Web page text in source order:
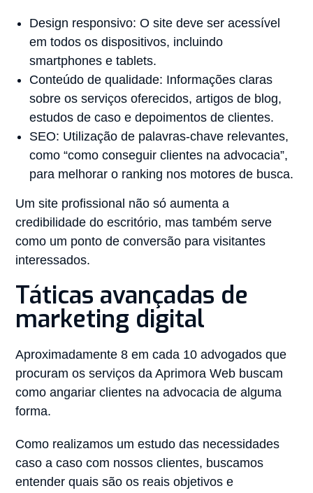
Design responsivo: O site deve ser acessível
em todos os dispositivos, incluindo
smartphones e tablets.
Conteúdo de qualidade: Informações claras
sobre os serviços oferecidos, artigos de blog,
estudos de caso e depoimentos de clientes.
SEO: Utilização de palavras-chave relevantes,
como “como conseguir clientes na advocacia”,
para melhorar o ranking nos motores de busca.
Um site profissional não só aumenta a
credibilidade do escritório, mas também serve
como um ponto de conversão para visitantes
interessados.
Táticas avançadas de
marketing digital
Aproximadamente 8 em cada 10 advogados que
procuram os serviços da Aprimora Web buscam
como angariar clientes na advocacia de alguma
forma.
Como realizamos um estudo das necessidades
caso a caso com nossos clientes, buscamos
entender quais são os reais objetivos e